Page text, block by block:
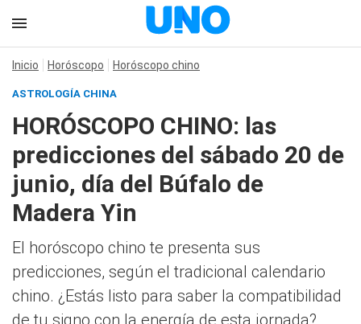
Inicio Horóscopo Horóscopo chino
ASTROLOGÍA CHINA
HORÓSCOPO CHINO: las
predicciones del sábado 20 de
junio, día del Búfalo de
Madera Yin
El horóscopo chino te presenta sus
predicciones, según el tradicional calendario
chino. ¿Estás listo para saber la compatibilidad
de tu signo con la energía de esta jornada?